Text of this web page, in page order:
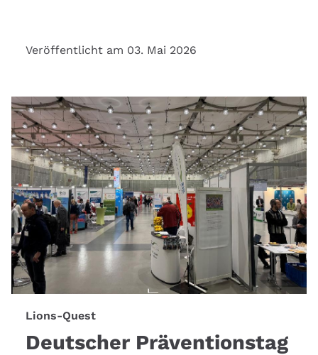
Veröffentlicht am 03. Mai 2026
Lions-Quest
Deutscher Präventionstag